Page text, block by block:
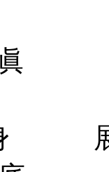
眞
展